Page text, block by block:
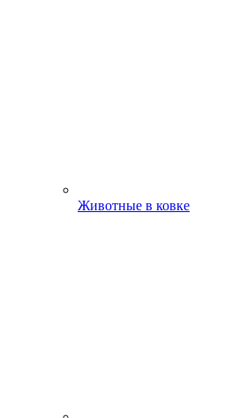
Животные в ковке